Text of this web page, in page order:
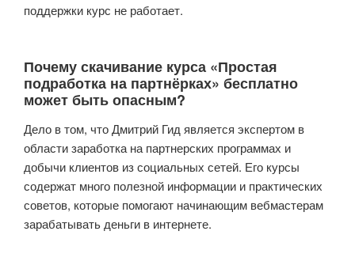
поддержки курс не работает.
Почему скачивание курса «Простая
подработка на партнёрках» бесплатно
может быть опасным?
Дело в том, что Дмитрий Гид является экспертом в
области заработка на партнерских программах и
добычи клиентов из социальных сетей. Его курсы
содержат много полезной информации и практических
советов, которые помогают начинающим вебмастерам
зарабатывать деньги в интернете.